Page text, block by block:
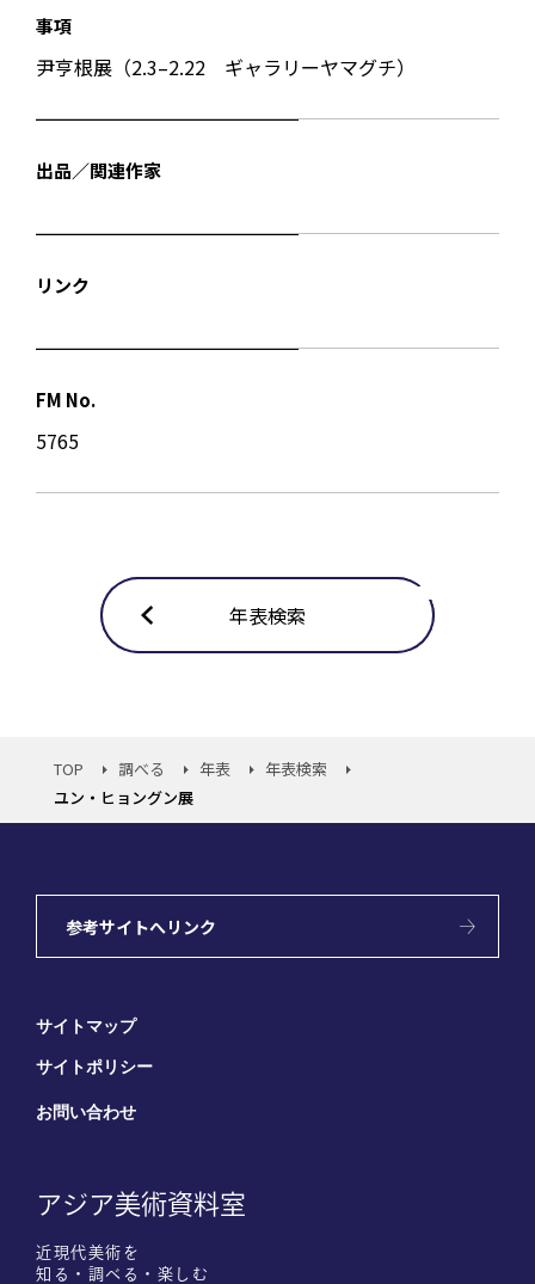
事項
尹亨根展（2.3–2.22 ギャラリーヤマグチ）
出品／関連作家
リンク
FM No.
5765
年表検索
TOP 調べる 年表
年表検索
ユン・ヒョングン展
参考サイトへリンク
サイトマップ
サイトポリシー
お問い合わせ
アジア美術資料室
近現代美術を
知る・調べる・楽しむ